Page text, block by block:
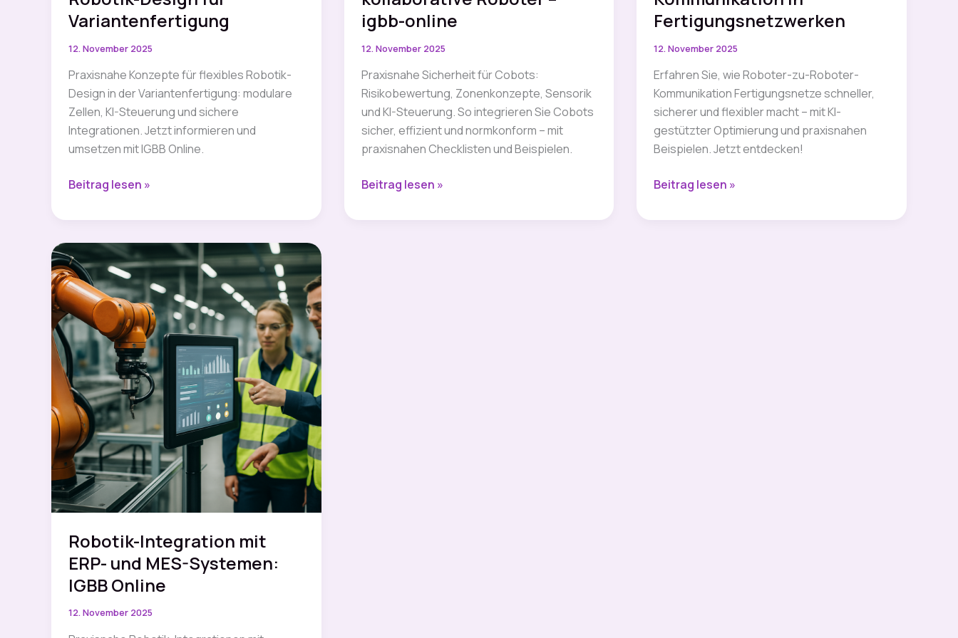
Variantenfertigung
12. November 2025
Praxisnahe Konzepte für flexibles Robotik-
Design in der Variantenfertigung: modulare
Zellen, KI-Steuerung und sichere
Integrationen. Jetzt informieren und
umsetzen mit IGBB Online.
IGBB
Flexibles
Robotik-
Design
für
Variantenfertigung
Beitrag lesen »
igbb-online
12. November 2025
Praxisnahe Sicherheit für Cobots:
Risikobewertung, Zonenkonzepte, Sensorik
und KI-Steuerung. So integrieren Sie Cobots
sicher, effizient und normkonform – mit
praxisnahen Checklisten und Beispielen.
Sicherheitstechniken
kollaborative
Beitrag lesen »
Fertigungsnetzwerken
12. November 2025
Erfahren Sie, wie Roboter-zu-Roboter-
Kommunikation Fertigungsnetze schneller,
sicherer und flexibler macht – mit KI-
gestützter Optimierung und praxisnahen
Beispielen. Jetzt entdecken!
IGBB
R2R-
Beitrag lesen »
Robotik-Integration mit
ERP- und MES-Systemen:
IGBB Online
12. November 2025